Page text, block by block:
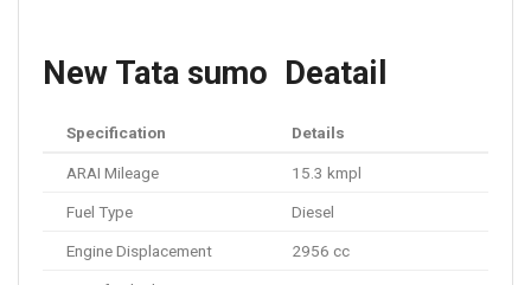
New Tata sumo Deatail
Specification Details
ARAI Mileage 15.3 kmpl
Fuel Type Diesel
Engine Displacement 2956 cc